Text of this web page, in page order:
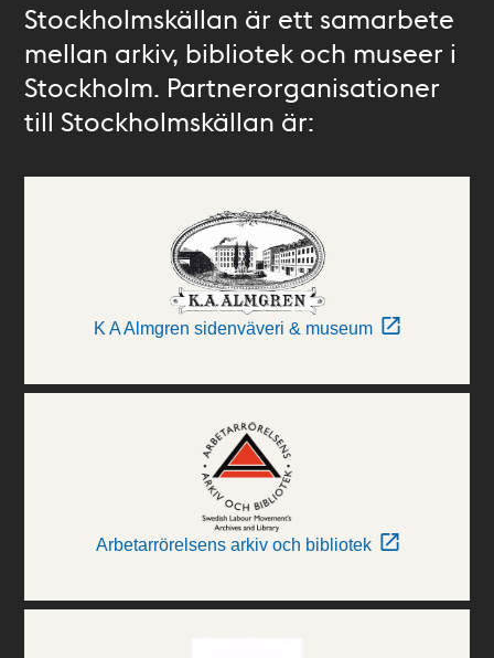
Stockholmskällan är ett samarbete
mellan arkiv, bibliotek och museer i
Stockholm. Partnerorganisationer
till Stockholmskällan är:
K A Almgren sidenväveri & museum
Arbetarrörelsens arkiv och bibliotek